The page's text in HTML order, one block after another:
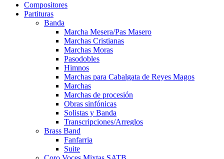
Compositores
Partituras
Banda
Marcha Mesera/Pas Masero
Marchas Cristianas
Marchas Moras
Pasodobles
Himnos
Marchas para Cabalgata de Reyes Magos
Marchas
Marchas de procesión
Obras sinfónicas
Solistas y Banda
Transcripciones/Arreglos
Brass Band
Fanfarria
Suite